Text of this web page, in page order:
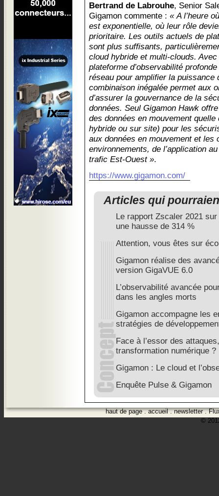
Bertrand de Labrouhe, Senior
Gigamon commente : « A l’heure
est exponentielle, où leur rôle
prioritaire. Les outils actuels de
sont plus suffisants,
cloud hybride et multi-clouds.
plateforme d’observabilité
réseau pour amplifier la puissance
combinaison inégalée permet aux
d’assurer la gouvernance de la
données. Seul Gigamon Hawk
des données en mouvement
hybride ou sur site) pour les
aux données en mouvement et les
environnements, de l’application
trafic Est-Ouest ».
https://www.gigamon.com/
Articles qui
Le rapport Zscaler 2021
une hausse de 314 %
Attention, vous êtes sur
Gigamon réalise des
version GigaVUE 6.0
L’observabilité avancée
dans les angles morts
Gigamon accompagne les
stratégies de
Face à l’essor des
transformation numérique ?
Gigamon : Le cloud et
Enquête Pulse & Gigamon
haut de page.accueil.newsletter.
©